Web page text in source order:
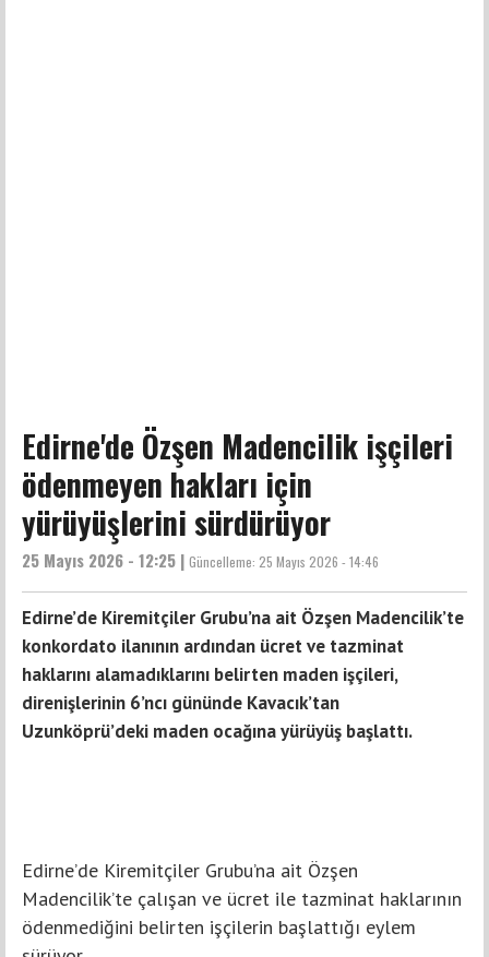
Edirne'de Özşen Madencilik işçileri
ödenmeyen hakları için
yürüyüşlerini sürdürüyor
25 Mayıs 2026 - 12:25 | Güncelleme: 25 Mayıs 2026 - 14:46
Edirne’de Kiremitçiler Grubu’na ait Özşen Madencilik’te
konkordato ilanının ardından ücret ve tazminat
haklarını alamadıklarını belirten maden işçileri,
direnişlerinin 6’ncı gününde Kavacık’tan
Uzunköprü’deki maden ocağına yürüyüş başlattı.
Edirne’de Kiremitçiler Grubu’na ait Özşen
Madencilik’te çalışan ve ücret ile tazminat haklarının
ödenmediğini belirten işçilerin başlattığı eylem